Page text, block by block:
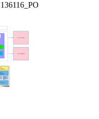
136116_PO